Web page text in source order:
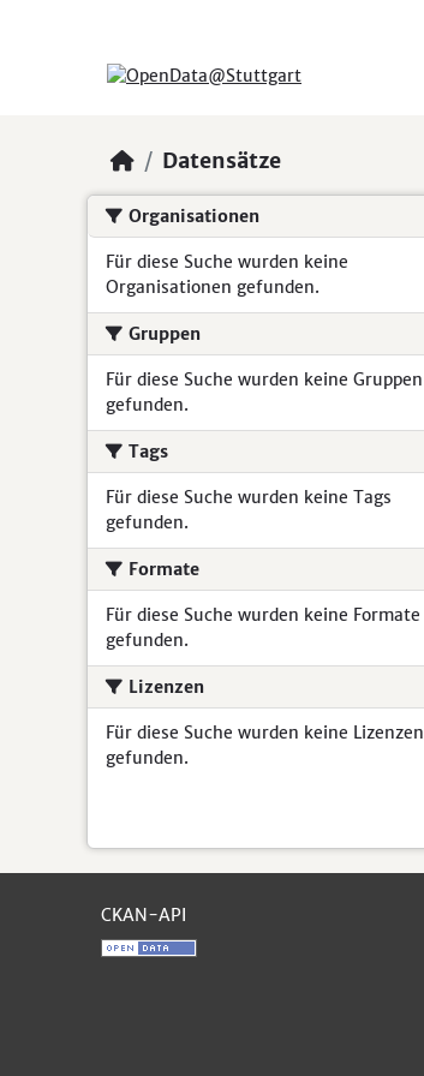
Datensätze
Organisationen
Für diese Suche wurden keine
Organisationen gefunden.
Gruppen
Für diese Suche wurden keine Gruppen
gefunden.
Tags
Für diese Suche wurden keine Tags
gefunden.
Formate
Für diese Suche wurden keine Formate
gefunden.
Lizenzen
Für diese Suche wurden keine Lizenzen
gefunden.
CKAN-API